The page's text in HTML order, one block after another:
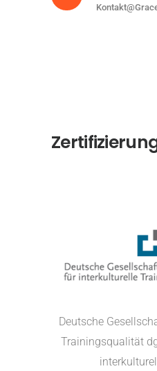
Deutsche
Trainingsqualität